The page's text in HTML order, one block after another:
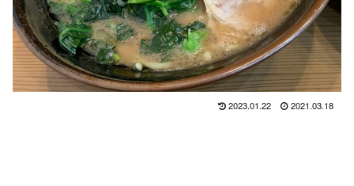
2023.01.22 2021.03.18